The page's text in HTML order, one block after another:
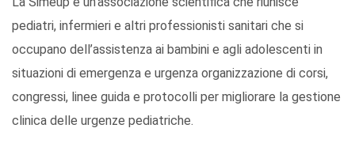
pediatri, infermieri e altri professionisti sanitari che si
occupano dell’assistenza ai bambini e agli adolescenti in
situazioni di emergenza e urgenza organizzazione di corsi,
congressi, linee guida e protocolli per migliorare la gestione
clinica delle urgenze pediatriche.